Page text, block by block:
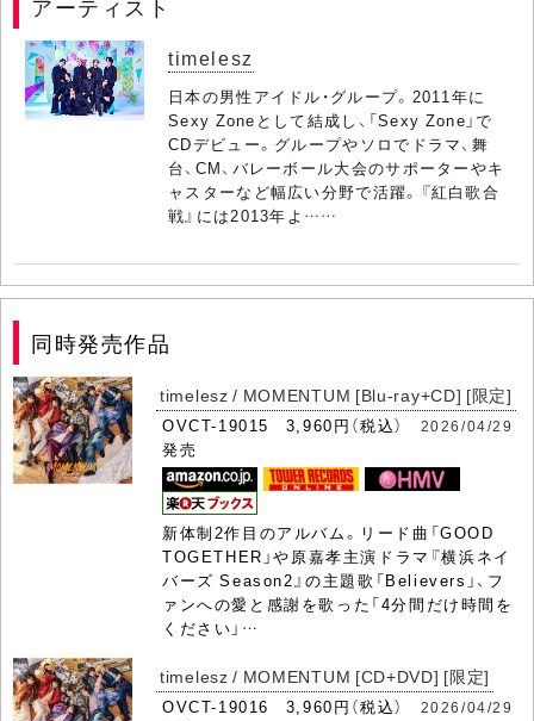
アーティスト
timelesz
日本の男性アイドル・グループ。2011年に
Sexy Zoneとして結成し、「Sexy Zone」で
CDデビュー。グループやソロでドラマ、舞
台、CM、バレーボール大会のサポーターやキ
ャスターなど幅広い分野で活躍。『紅白歌合
戦』には2013年よ……
同時発売作品
timelesz / MOMENTUM [Blu-ray+CD] [限定]
OVCT-19015 3,960円（税込） 2026/04/29
発売
新体制2作目のアルバム。リード曲「GOOD
TOGETHER」や原嘉孝主演ドラマ『横浜ネイ
バーズ Season2』の主題歌「Believers」、フ
ァンへの愛と感謝を歌った「4分間だけ時間を
ください」…
timelesz / MOMENTUM [CD+DVD] [限定]
OVCT-19016 3,960円（税込） 2026/04/29